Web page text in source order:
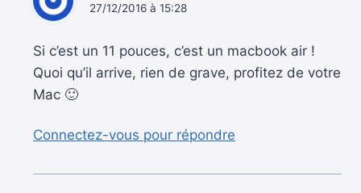
27/12/2016 à 15:28
Si c’est un 11 pouces, c’est un macbook air !
Quoi qu’il arrive, rien de grave, profitez de votre
Mac 🙂
Connectez-vous pour répondre